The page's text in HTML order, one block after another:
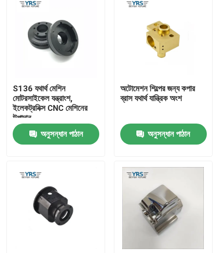
আমাদের সম্পর্কে
কারখানা ভ্রমণ
মান নিয়ন্ত্রণ
যোগাযোগ করুন
নির্ভুলতা মেশিন অংশ
S136 যথার্থ মেশিন
মোটরসাইকেল যন্ত্রাংশ,
ইলেকট্রনিক্স CNC মেশিনের
উপাদান
অনুসন্ধান পাঠান
অটোমেশন শিল্পের জন্য কপার
ব্রাস যথার্থ যান্ত্রিক অংশ
অনুসন্ধান পাঠান